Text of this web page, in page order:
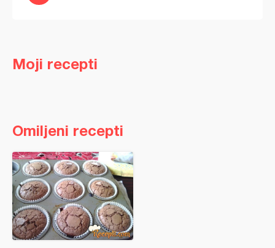
Moji recepti
Omiljeni recepti